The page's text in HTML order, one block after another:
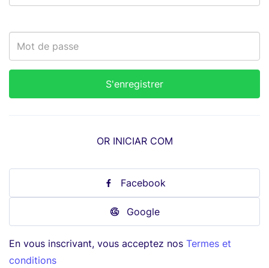
OR INICIAR COM
Facebook
Google
En vous inscrivant, vous acceptez nos Termes et
conditions